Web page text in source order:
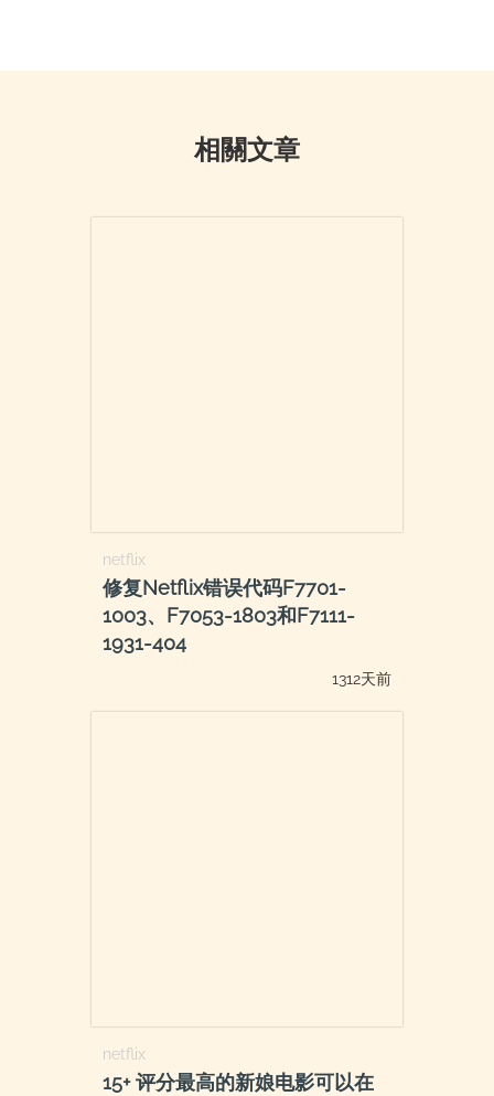
相關文章
netflix
修复Netflix错误代码F7701-
1003、F7053-1803和F7111-
1931-404
1312天前
netflix
15+ 评分最高的新娘电影可以在